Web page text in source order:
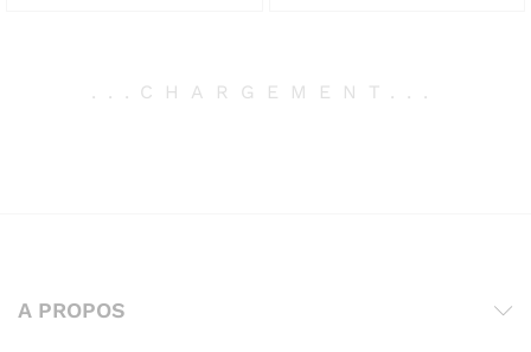
. . . CHARGEMENT . . .
A PROPOS